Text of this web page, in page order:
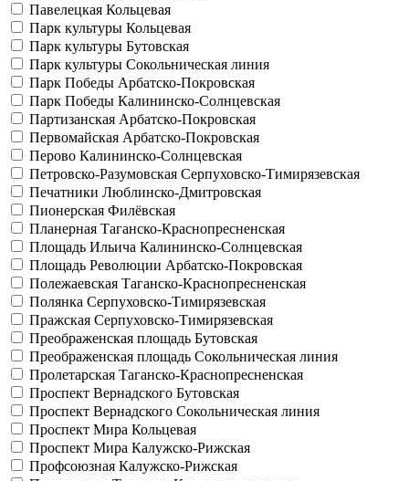
Павелецкая Кольцевая
Парк культуры Кольцевая
Парк культуры Бутовская
Парк культуры Сокольническая линия
Парк Победы Арбатско-Покровская
Парк Победы Калининско-Солнцевская
Партизанская Арбатско-Покровская
Первомайская Арбатско-Покровская
Перово Калининско-Солнцевская
Петровско-Разумовская Серпуховско-Тимирязевская
Печатники Люблинско-Дмитровская
Пионерская Филёвская
Планерная Таганско-Краснопресненская
Площадь Ильича Калининско-Солнцевская
Площадь Революции Арбатско-Покровская
Полежаевская Таганско-Краснопресненская
Полянка Серпуховско-Тимирязевская
Пражская Серпуховско-Тимирязевская
Преображенская площадь Бутовская
Преображенская площадь Сокольническая линия
Пролетарская Таганско-Краснопресненская
Проспект Вернадского Бутовская
Проспект Вернадского Сокольническая линия
Проспект Мира Кольцевая
Проспект Мира Калужско-Рижская
Профсоюзная Калужско-Рижская